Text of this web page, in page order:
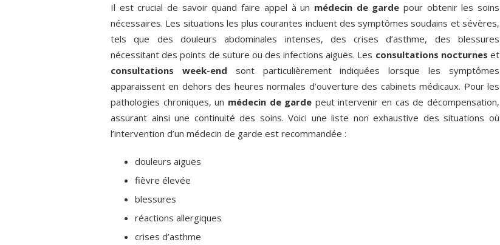
Il est crucial de savoir quand faire appel à un médecin de garde pour obtenir les soins
nécessaires. Les situations les plus courantes incluent des symptômes soudains et sévères,
tels que des douleurs abdominales intenses, des crises d’asthme, des blessures
nécessitant des points de suture ou des infections aiguës. Les consultations nocturnes et
consultations week-end sont particulièrement indiquées lorsque les symptômes
apparaissent en dehors des heures normales d’ouverture des cabinets médicaux. Pour les
pathologies chroniques, un médecin de garde peut intervenir en cas de décompensation,
assurant ainsi une continuité des soins. Voici une liste non exhaustive des situations où
l’intervention d’un médecin de garde est recommandée :
douleurs aiguës
fièvre élevée
blessures
réactions allergiques
crises d’asthme